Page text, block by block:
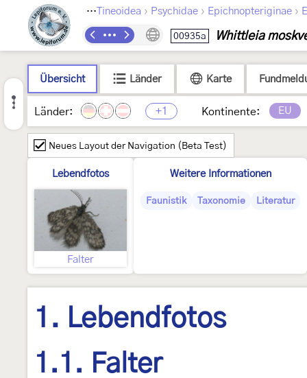
Lepidoptera › Tineoidea › Psychidae › Epichnopteriginae ›
00935a Whittleia
Übersicht Länder Karte
Länder: +1 Kontinente: EU
Neues Layout der Navigation (Beta Test)
Lebendfotos
Falter
Weitere Informationen
Faunistik Taxonomie Literatur
1. Lebendfotos
1.1. Falter